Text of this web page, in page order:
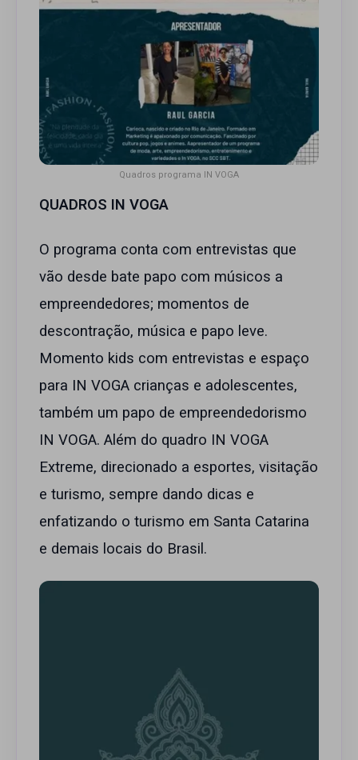
Quadros programa IN VOGA
QUADROS IN VOGA
O programa conta com entrevistas que
vão desde bate papo com músicos a
empreendedores; momentos de
descontração, música e papo leve.
Momento kids com entrevistas e espaço
para IN VOGA crianças e adolescentes,
também um papo de empreendedorismo
IN VOGA. Além do quadro IN VOGA
Extreme, direcionado a esportes, visitação
e turismo, sempre dando dicas e
enfatizando o turismo em Santa Catarina
e demais locais do Brasil.